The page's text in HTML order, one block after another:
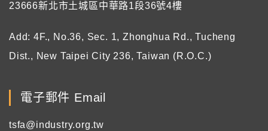
23666新北市土城區中華路1段36號4樓
Add: 4F., No.36, Sec. 1, Zhonghua Rd., Tucheng
Dist., New Taipei City 236, Taiwan (R.O.C.)
電子郵件 Email
tsfa@industry.org.tw